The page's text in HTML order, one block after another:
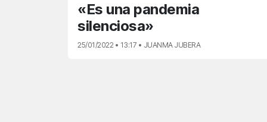
«Es una pandemia
silenciosa»
25/01/2022 • 13:17 • JUANMA JUBERA